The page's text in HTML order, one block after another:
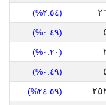
(٢.٥٤%)
(٠.٤٩%)
(٠.٢٠%)
(٠.٤٩%)
(٢٤.٥٩%)